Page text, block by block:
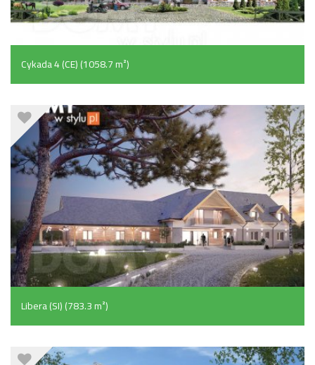
Cykada 4 (CE) (1058.7 m²)
Libera (SI) (783.3 m²)